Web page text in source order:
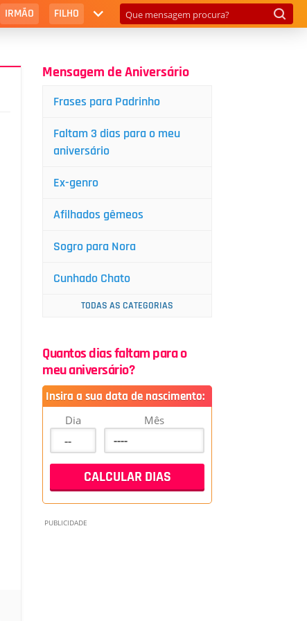
IRMÃO FILHO
Mensagem de Aniversário
Frases para Padrinho
Faltam 3 dias para o meu
aniversário
Ex-genro
Afilhados gêmeos
Sogro para Nora
Cunhado Chato
TODAS AS CATEGORIAS
Quantos dias faltam para o
meu aniversário?
Insira a sua data de nascimento:
Dia Mês